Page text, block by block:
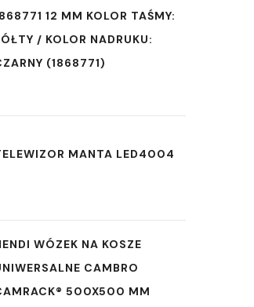
12 MM KOLOR TAŚMY:
/ KOLOR NADRUKU:
(1868771)
MANTA LED4004
WÓZEK NA KOSZE
CAMBRO
500X500 MM